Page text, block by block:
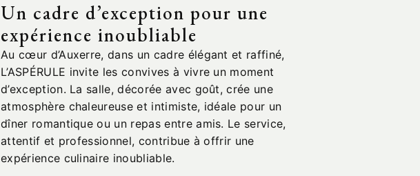
Un cadre d’exception pour une
expérience inoubliable
Au cœur d’Auxerre, dans un cadre élégant et raffiné,
L’ASPÉRULE invite les convives à vivre un moment
d’exception. La salle, décorée avec goût, crée une
atmosphère chaleureuse et intimiste, idéale pour un
dîner romantique ou un repas entre amis. Le service,
attentif et professionnel, contribue à offrir une
expérience culinaire inoubliable.